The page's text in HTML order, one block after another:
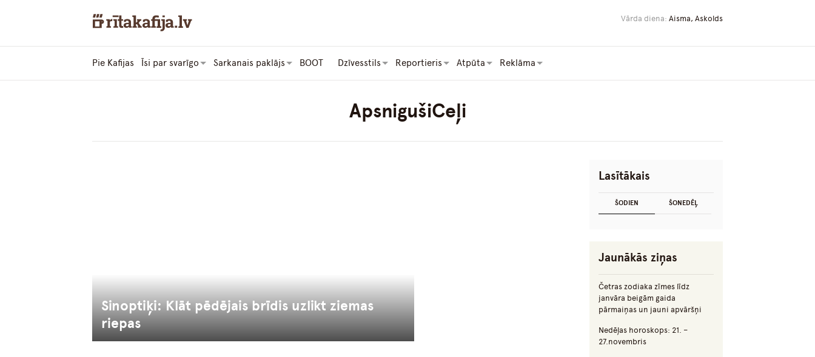
Vārda diena: Aisma, Askolds
Pie Kafijas Īsi par svarīgo Sarkanais paklājs BOOT Dzīvesstils Reportieris Atpūta Reklāma
ApsnigušiCeļi
Sinoptiķi: Klāt pēdējais brīdis uzlikt ziemas
riepas
Lasītākais
ŠODIEN ŠONEDĒĻ
Jaunākās ziņas
Četras zodiaka zīmes līdz
janvāra beigām gaida
pārmaiņas un jauni apvāršņi
Nedēļas horoskops: 21. –
27.novembris